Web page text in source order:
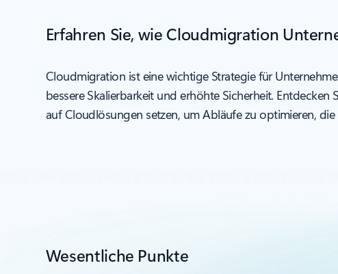
Erfahren Sie, wie Cloudmigration
Cloudmigration ist eine wichtige Strategie für
bessere Skalierbarkeit und erhöhte Sicherheit.
auf Cloudlösungen setzen, um Abläufe zu optimieren,
Wesentliche Punkte